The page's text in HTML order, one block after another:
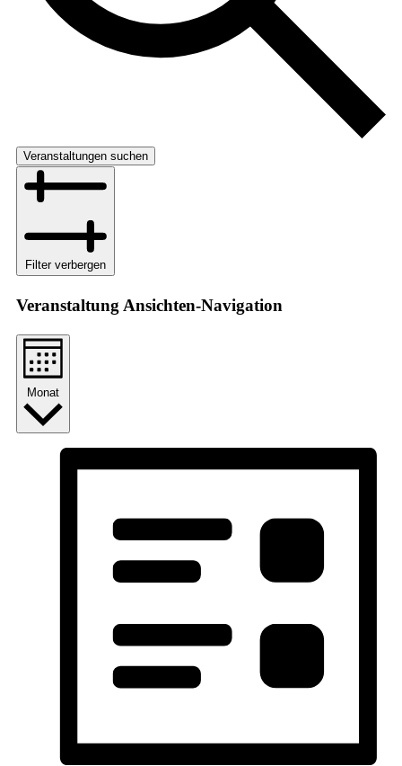
Veranstaltungen suchen
Filter verbergen
Veranstaltung Ansichten-Navigation
Monat